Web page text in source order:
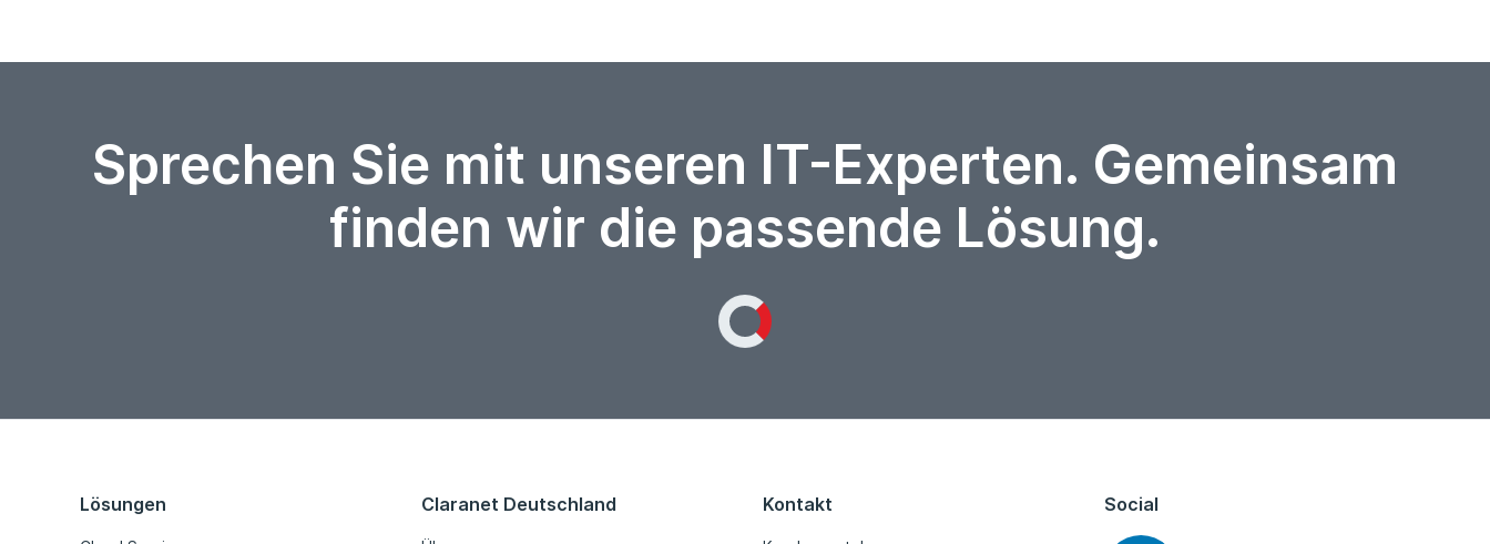
Sprechen Sie mit unseren IT-Experten. Gemeinsam
finden wir die passende Lösung.
Lösungen Claranet Deutschland Kontakt Social